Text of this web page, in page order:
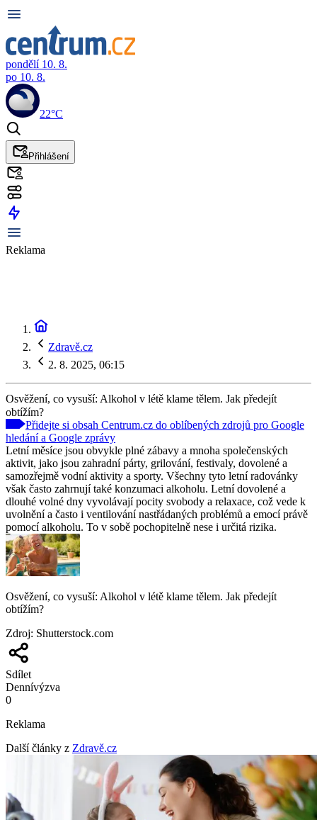
pondělí 10. 8.
po 10. 8.
22°C
Přihlášení
Reklama
Zdravě.cz
2. 8. 2025, 06:15
Osvěžení, co vysuší: Alkohol v létě klame tělem. Jak předejít
obtížím?
Přidejte si obsah Centrum.cz do oblíbených zdrojů pro Google
hledání a Google zprávy
Letní měsíce jsou obvykle plné zábavy a mnoha společenských
aktivit, jako jsou zahradní párty, grilování, festivaly, dovolené a
samozřejmě vodní aktivity a sporty. Všechny tyto letní radovánky
však často zahrnují také konzumaci alkoholu. Letní dovolené a
dlouhé volné dny vyvolávají pocity svobody a relaxace, což vede k
uvolnění a často i ventilování nastřádaných problémů a emocí právě
pomocí alkoholu. To v sobě pochopitelně nese i určitá rizika.
Osvěžení, co vysuší: Alkohol v létě klame tělem. Jak předejít
obtížím?
Zdroj: Shutterstock.com
Sdílet
Dennívýzva
0
Reklama
Další články z Zdravě.cz